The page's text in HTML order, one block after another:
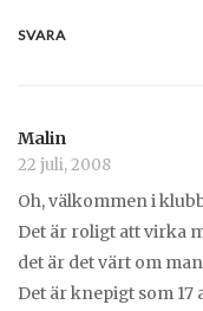
SVARA
Malin
22 juli, 2008
Oh, välkommen i
Det är roligt att virka
det är det värt om
Det är knepigt som 17